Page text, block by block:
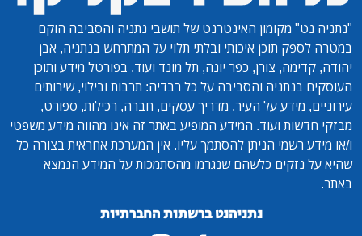
"נתניה נט" מקומון האינטרנט של תושבי נתניה והסביבה הוקם
במטרה לספק תוכן איכותי ובלתי תלוי על המתרחש בנתניה, אבן
יהודה, קדימה, צורן, כפר יונה, תל מונד ועוד. בפורטל מידע ותוכן
העוסקים בנתניה והסביבה על כל רבדיה: תרבות ובילוי, שירותים
עירוניים, מידע על העיר, מדריך עסקים, חברה, רכילות, ספורט,
מבזקי חדשות ועוד. המידע המופיע באתר זה אינו מהווה מידע משפטי
ו/או מידע רשמי הניתן להסתמך עליו. אין המערכת אחראית בצורה כל
שהיא על נזקים כלשהם שנגרמו מהסתמכות על המידע הנמצא
באתר.
נתניהנט ברשתות החברתיות